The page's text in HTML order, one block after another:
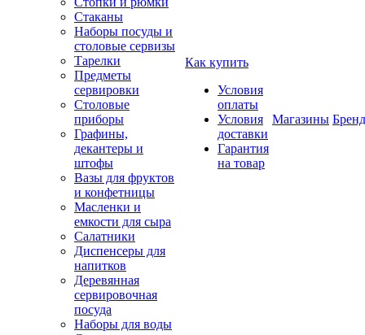
Стаканы
Наборы посуды и
столовые сервизы
Тарелки
Предметы
сервировки
Столовые
приборы
Графины,
декантеры и
штофы
Вазы для фруктов
и конфетницы
Масленки и
емкости для сыра
Салатники
Диспенсеры для
напитков
Деревянная
сервировочная
посуда
Наборы для воды
Как купить
Условия
оплаты
Условия
доставки
Гарантия
на товар
Магазины